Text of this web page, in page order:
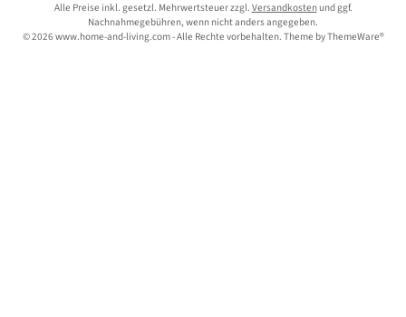
Alle Preise inkl. gesetzl. Mehrwertsteuer zzgl. Versandkostenund ggf.
Nachnahmegebühren, wenn nicht anders angegeben.
© 2026 www.home-and-living.com - Alle Rechte vorbehalten. Theme byThemeWare®